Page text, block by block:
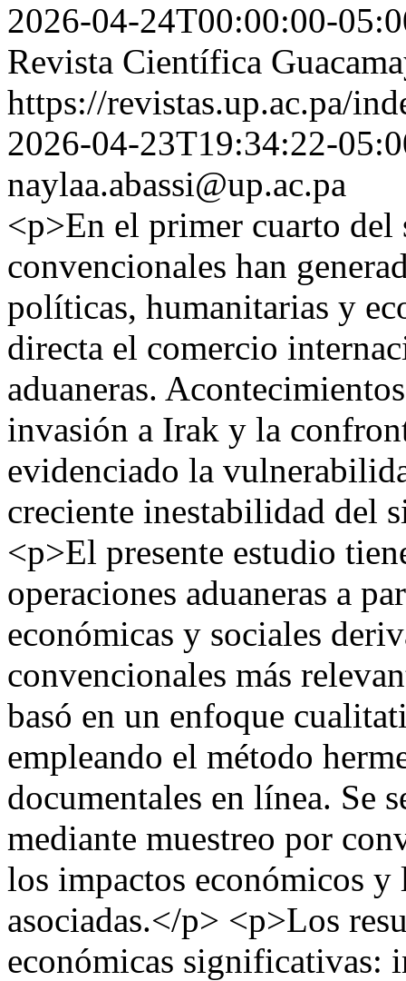
2026-04-24T00:00:00-
Revista Científica
https://revistas.up.ac.pa/
2026-04-23T19:34:22-
naylaa.abassi@up.ac.pa
<p>En el primer cuarto
convencionales han
políticas, humanitarias y
directa el comercio
aduaneras.
invasión a Irak y la
evidenciado la
creciente inestabilidad del
<p>El presente estudio
operaciones aduaneras a
económicas y sociales
convencionales más
basó en un enfoque
empleando el método
documentales en línea. Se
mediante muestreo por
los impactos económicos y
asociadas.</p> <p>Los
económicas significativas: